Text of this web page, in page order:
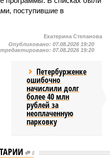
поступившие в
Екатерина Степанова
Опубликовано: 07.08.2026 19:20
07.08.2026 19:20
Петербурженке
ошибочно
начислили долг
более 40 млн
рублей за
неоплаченную
парковку
0